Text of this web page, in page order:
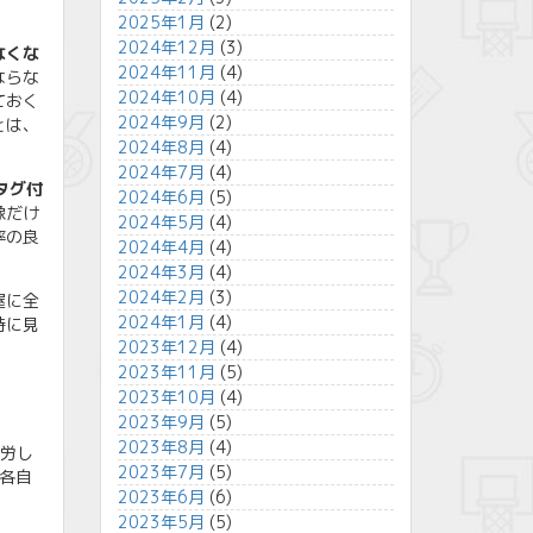
くな
らな
く
、
グ付
だけ
の良
に全
に見
し
自
2025年1月 (2)
2024年12月 (3)
2024年11月 (4)
2024年10月 (4)
2024年9月 (2)
2024年8月 (4)
2024年7月 (4)
2024年6月 (5)
2024年5月 (4)
2024年4月 (4)
2024年3月 (4)
2024年2月 (3)
2024年1月 (4)
2023年12月 (4)
2023年11月 (5)
2023年10月 (4)
2023年9月 (5)
2023年8月 (4)
2023年7月 (5)
2023年6月 (6)
2023年5月 (5)